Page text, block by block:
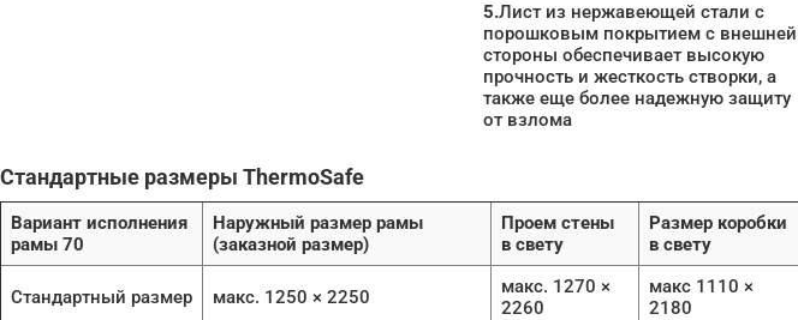
5.Лист из нержавеющей стали с
порошковым покрытием с внешней
стороны обеспечивает высокую
прочность и жесткость створки, а
также еще более надежную защиту
от взлома
Стандартные размеры ThermoSafe
Вариант исполнения
рамы 70
Наружный размер рамы
(заказной размер)
Проем стены
в свету
Размер коробки
в свету
Стандартный размер макс. 1250 × 2250
макс. 1270 ×
2260
макс 1110 ×
2180